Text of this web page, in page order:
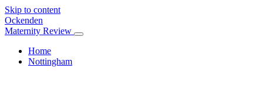
Skip to content
Ockenden
Maternity Review
Home
Nottingham